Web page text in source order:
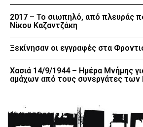
2017 – Το σιωπηλό, από πλευράς
Νίκου Καζαντζάκη
Ξεκίνησαν οι εγγραφές στα
Χασιά 14/9/1944 – Ημέρα Μνήμης
αμάχων από τους συνεργάτες των